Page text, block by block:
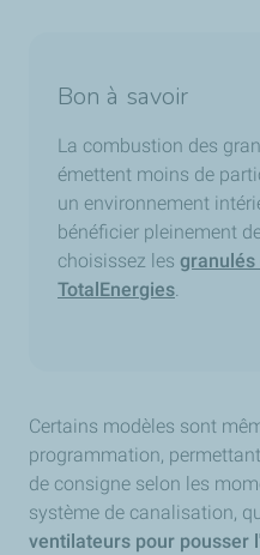
Bon à savoir
La combustion des
émettent moins de
un environnement
bénéficier pleinement
choisissez les granulés
TotalEnergies.
Certains modèles sont
programmation,
de consigne selon les
système de canalisation,
ventilateurs pour pousser